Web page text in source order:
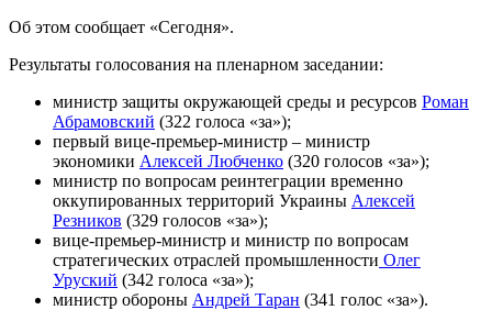
Об этом сообщает «Сегодня».
Результаты голосования на пленарном заседании:
министр защиты окружающей среды и ресурсов Роман
Абрамовский (322 голоса «за»);
первый вице-премьер-министр – министр
экономики Алексей Любченко (320 голосов «за»);
министр по вопросам реинтеграции временно
оккупированных территорий Украины Алексей
Резников (329 голосов «за»);
вице-премьер-министр и министр по вопросам
стратегических отраслей промышленности Олег
Уруский (342 голоса «за»);
министр обороны Андрей Таран (341 голос «за»).